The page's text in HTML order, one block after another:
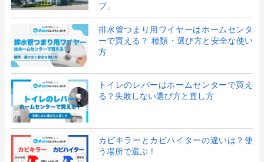
プ」
排水管つまり用ワイヤーはホームセンタ
ーで買える？ 種類・選び方と安全な使い
方
トイレのレバーはホームセンターで買え
る？失敗しない選び方と直し方
カビキラーとカビハイターの違いは？使
う場所で選ぶ！